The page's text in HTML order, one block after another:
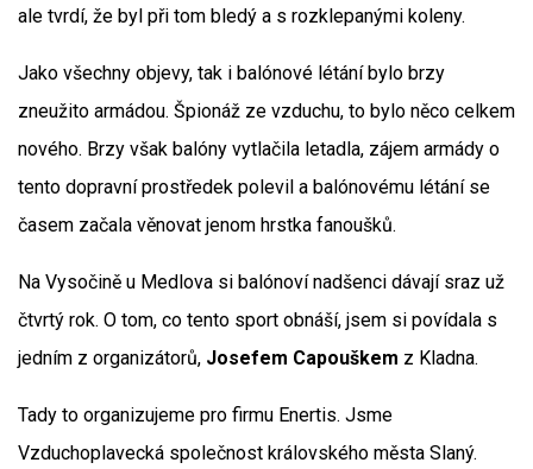
ale tvrdí, že byl při tom bledý a s rozklepanými koleny.
Jako všechny objevy, tak i balónové létání bylo brzy
zneužito armádou. Špionáž ze vzduchu, to bylo něco celkem
nového. Brzy však balóny vytlačila letadla, zájem armády o
tento dopravní prostředek polevil a balónovému létání se
časem začala věnovat jenom hrstka fanoušků.
Na Vysočině u Medlova si balónoví nadšenci dávají sraz už
čtvrtý rok. O tom, co tento sport obnáší, jsem si povídala s
jedním z organizátorů, Josefem Capouškem z Kladna.
Tady to organizujeme pro firmu Enertis. Jsme
Vzduchoplavecká společnost královského města Slaný.